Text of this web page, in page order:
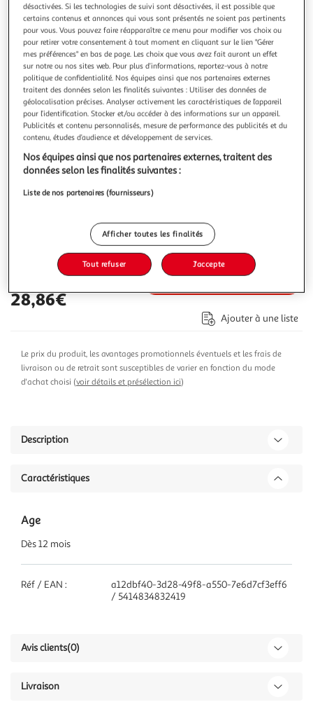
LILLIPUTIENS
Set 4 formes Jungle
Retrouvez les amis Lilliputiens dans ce set de 4 hochets
boule tous plus mignon les uns que les autres. Dimensions
des cubes : 9 x 8 cm. Lavable en surface. Composition :
100% polyester + simili cuir sur cylindre Anatole et
rembourrage : 100% polyester recyclé (GRS Certification).
En savoir +
Vendu par Multishop
Retrait dès 1/2 semaines
2,00€
Plus d'options
Vendu parMultishop
Livraison dès 2/3 jours
Plus d'options
Vendu par1001Jouets
28,86€
Ajouter à une liste
Le prix du produit, les avantages promotionnels éventuels et les frais de
livraison ou de retrait sont susceptibles de varier en fonction du mode
d'achat choisi (voir détails et présélection ici)
Description
Caractéristiques
Age
Dès 12 mois
Réf / EAN :
a12dbf40-3d28-49f8-a550-7e6d7cf3eff6
/ 5414834832419
Avis clients(0)
Livraison
désactivées. Si les technologies de suivi sont désactivées, il est possible que
certains contenus et annonces qui vous sont présentés ne soient pas pertinents
pour vous. Vous pouvez faire réapparaître ce menu pour modifier vos choix ou
pour retirer votre consentement à tout moment en cliquant sur le lien "Gérer
mes préférences" en bas de page. Les choix que vous avez fait auront un effet
sur notre ou nos sites web. Pour plus d’informations, reportez-vous à notre
politique de confidentialité. Nos équipes ainsi que nos partenaires externes
traitent des données selon les finalités suivantes : Utiliser des données de
géolocalisation précises. Analyser activement les caractéristiques de l’appareil
pour l’identification. Stocker et/ou accéder à des informations sur un appareil.
Publicités et contenu personnalisés, mesure de performance des publicités et du
contenu, études d’audience et développement de services.
Nos équipes ainsi que nos partenaires externes, traitent des
données selon les finalités suivantes :
Liste de nos partenaires (fournisseurs)
Afficher toutes les finalités
Tout refuser J'accepte